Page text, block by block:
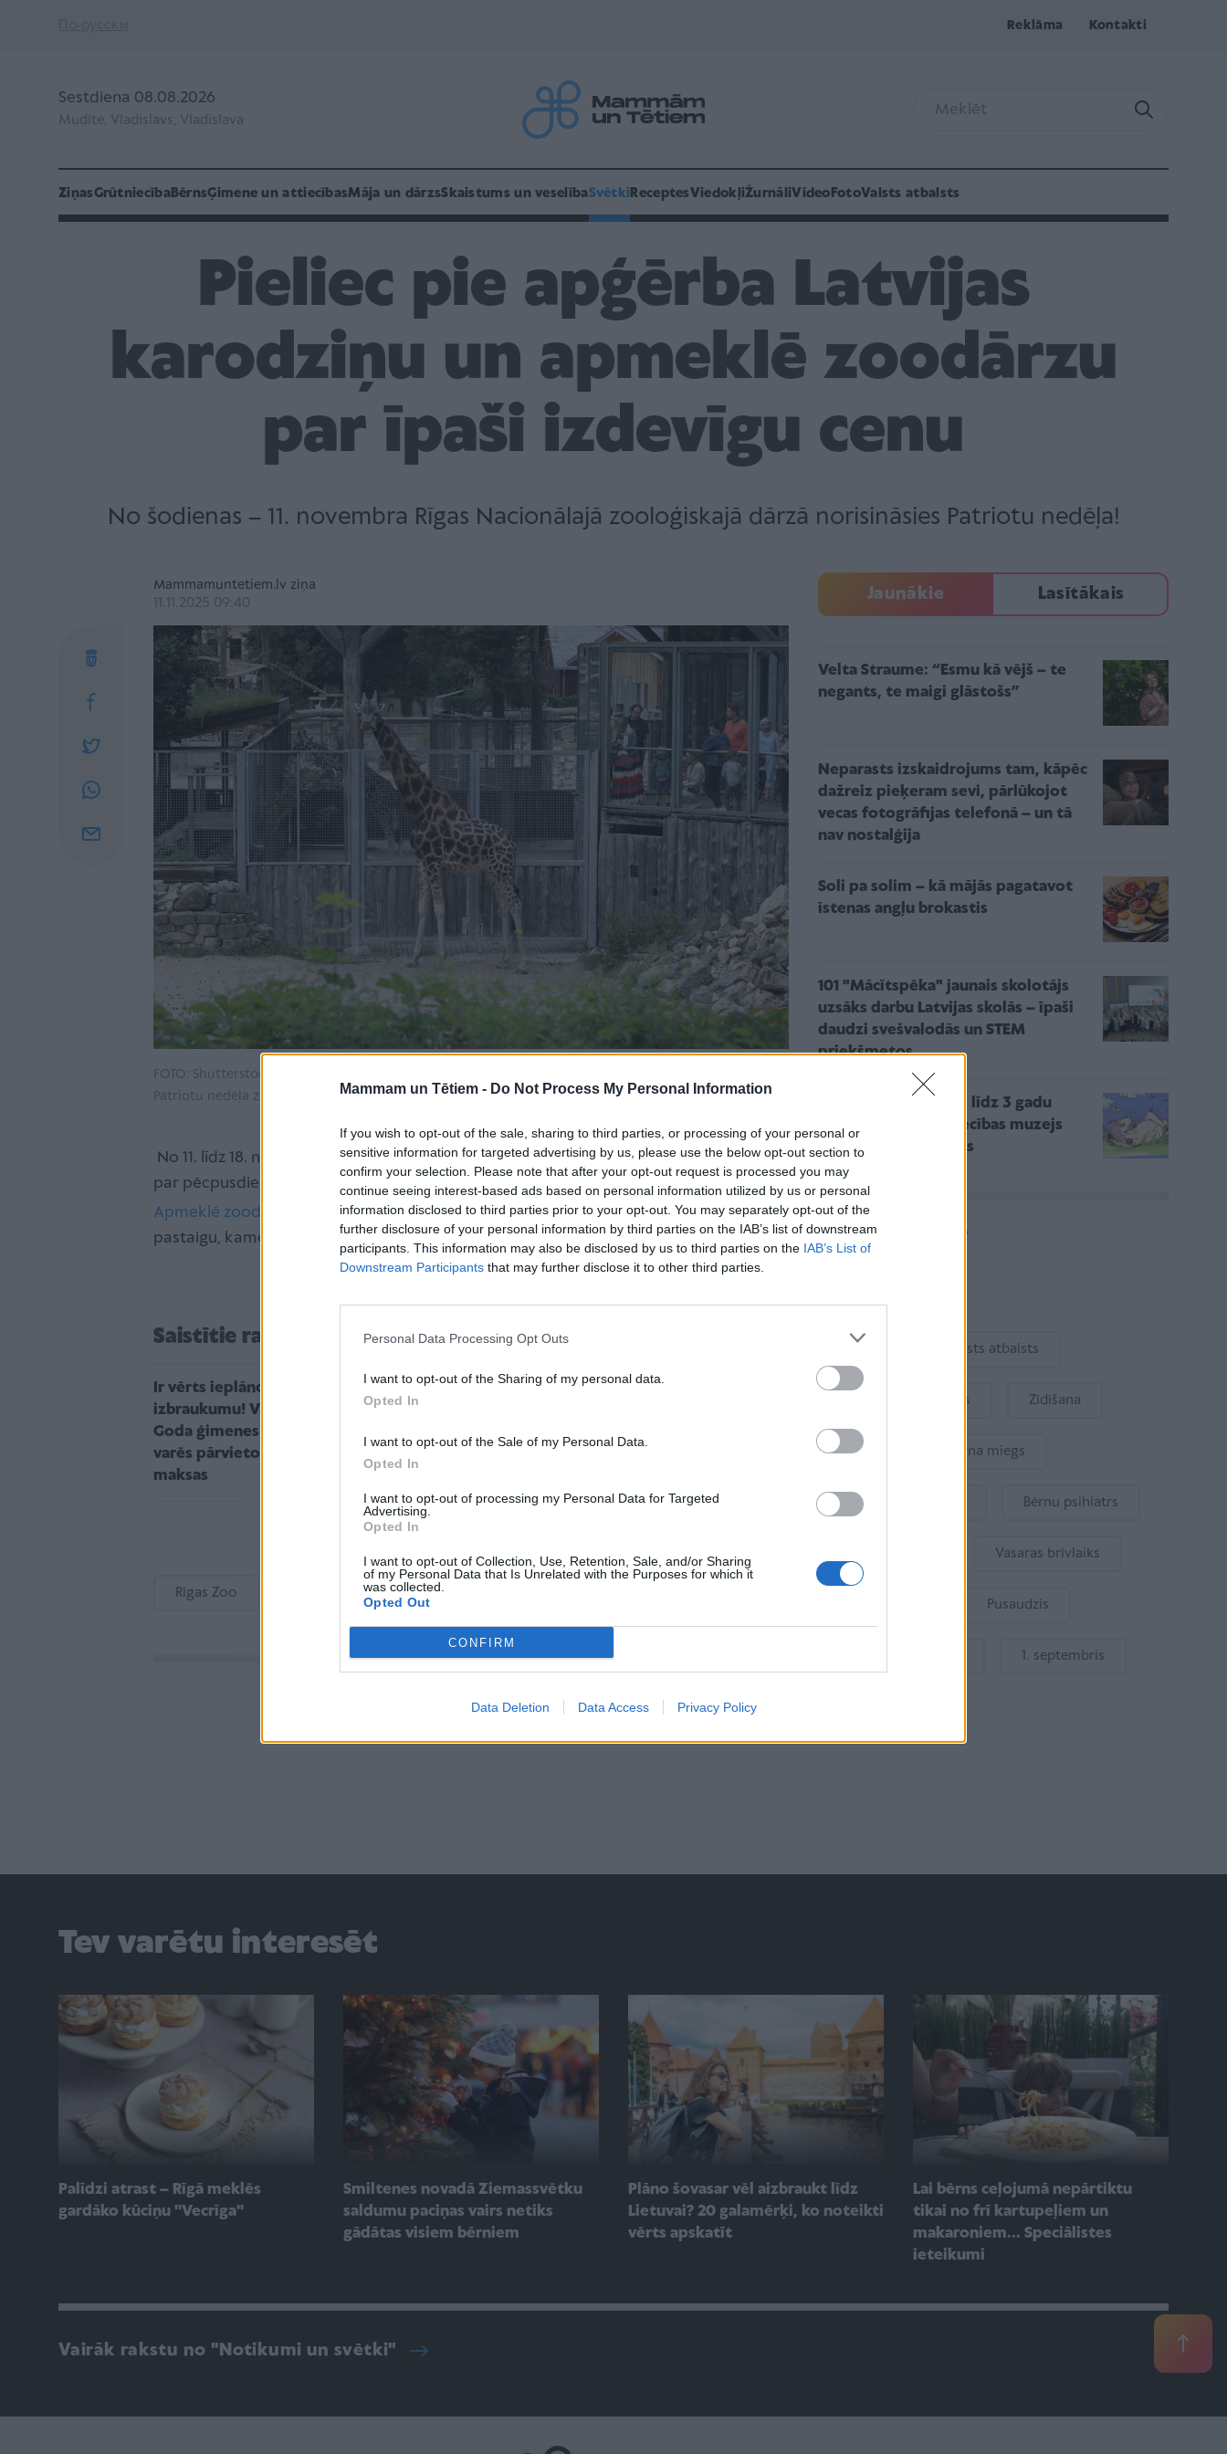
Mammam un Tētiem - Do Not Process My Personal Information
If you wish to opt-out of the sale, sharing to third parties, or processing of your personal or
sensitive information for targeted advertising by us, please use the below opt-out section to
confirm your selection. Please note that after your opt-out request is processed you may
continue seeing interest-based ads based on personal information utilized by us or personal
information disclosed to third parties prior to your opt-out. You may separately opt-out of the
further disclosure of your personal information by third parties on the IAB’s list of downstream
participants. This information may also be disclosed by us to third parties on the IAB’s List of
Downstream Participants that may further disclose it to other third parties.
Personal Data Processing Opt Outs
I want to opt-out of the Sharing of my personal data.
Opted In
I want to opt-out of the Sale of my Personal Data.
Opted In
I want to opt-out of processing my Personal Data for Targeted
Advertising.
Opted In
I want to opt-out of Collection, Use, Retention, Sale, and/or Sharing
of my Personal Data that Is Unrelated with the Purposes for which it
was collected.
Opted Out
CONFIRM
Data Deletion Data Access Privacy Policy
Reklāma Kontakti
Sestdiena 08.08.2026
Mudīte, Vladislavs, Vladislava
ZiņasGrūtniecībaBērnsĢimene un attiecībasMāja un dārzsSkaistums un veselībaSvētki ReceptesViedokļiŽurnāliVideo FotoValsts atbalsts
Pieliec pie apģērba Latvijas
karodziņu un apmeklē zoodārzu
par īpaši izdevīgu cenu
No šodienas – 11. novembra Rīgas Nacionālajā zooloģiskajā dārzā norisināsies Patriotu nedēļa!
Mammamuntetiem.lv ziņa
11.11.2025 09:40
FOTO: Shutterstock.com
Patriotu nedēļa zoodārzā. Foto: Evija Trifanova, Leta.
No 11. līdz 18. novembrim ar Latvijas karodziņu pie apģērba ieeja Rīga ZOO visu dienu
par pēcpusdienas cenu – 7 EUR.
Apmeklē zoodārzu
kopā ar ģimeni, draugiem vai viens pats – izbaudi rudenīgu
pastaigu, kamēr vēro dzīvniekus un klausies to dažādajos sasaucienos.
Saistītie raksti
Ir vērts ieplānot brīvdienu
izbraukumu! Valsts svētkos
Goda ģimenes ar vilcienu
varēs pārvietoties bez
maksas
Uzzini, ar ko savus
Rīgas Zoo Patriotisms Valsts svētki
Jaunākie Lasītākais
Velta Straume: “Esmu kā vējš – te
negants, te maigi glāstošs”
Neparasts izskaidrojums tam, kāpēc
dažreiz pieķeram sevi, pārlūkojot
vecas fotogrāfijas telefonā – un tā
nav nostalģija
Soli pa solim – kā mājās pagatavot
īstenas angļu brokastis
101 "Mācītspēka" jaunais skolotājs
uzsāks darbu Latvijas skolās – īpaši
daudzi svešvalodās un STEM
priekšmetos
Pasākums mazuļiem līdz 3 gadu
vecumam – Rakstniecības muzejs
aicina pētīt kustoņus
Vairāk rakstu
Valsts atbalsts
Kur šodien atpūsties Zīdīšana
Drošība Bērna miegs
Mākslīgais intelekts Bērnu psihiatrs
Vasaras brīvlaiks
Pusaudzis
1. septembris
Tev varētu interesēt
Palīdzi atrast – Rīgā meklēs
gardāko kūciņu ''Vecrīga''
Smiltenes novadā Ziemassvētku
saldumu paciņas vairs netiks
gādātas visiem bērniem
Plāno šovasar vēl aizbraukt līdz
Lietuvai? 20 galamērķi, ko noteikti
vērts apskatīt
Lai bērns ceļojumā nepārtiktu
tikai no frī kartupeļiem un
makaroniem... Speciālistes
ieteikumi
Vairāk rakstu no "Notikumi un svētki"